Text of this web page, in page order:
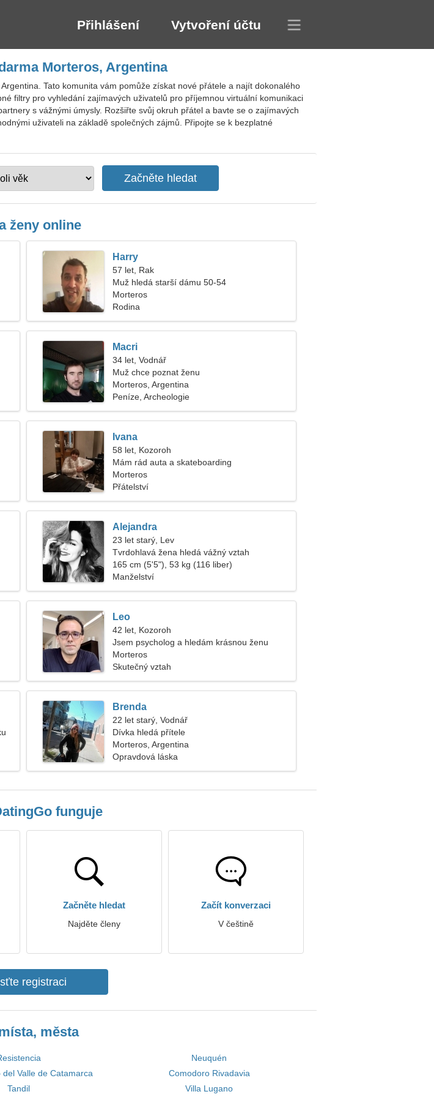
Přihlášení Vytvoření účtu
Morteros, Argentina
Tato komunita vám pomůže získat nové přátele a najít dokonalého
filtry pro vyhledání zajímavých uživatelů pro příjemnou virtuální komunikaci
s vážnými úmysly. Rozšiřte svůj okruh přátel a bavte se o zajímavých
uživateli na základě společných zájmů. Připojte se k bezplatné
ženy online
Harry
57 let, Rak
Muž hledá starší dámu 50-54
Morteros
Rodina
Macri
34 let, Vodnář
Muž chce poznat ženu
Morteros, Argentina
Peníze, Archeologie
Ivana
58 let, Kozoroh
Mám rád auta a skateboarding
Morteros
Přátelství
Alejandra
23 let starý, Lev
Tvrdohlavá žena hledá vážný vztah
165 cm (5'5"), 53 kg (116 liber)
Manželství
Leo
42 let, Kozoroh
Jsem psycholog a hledám krásnou ženu
Morteros
Skutečný vztah
Brenda
22 let starý, Vodnář
Dívka hledá přítele
Morteros, Argentina
Opravdová láska
funguje
Začněte hledat
Najděte členy
Začít konverzaci
V češtině
registraci
města
Neuquén
Valle de Catamarca
Comodoro Rivadavia
Tandil Villa Lugano